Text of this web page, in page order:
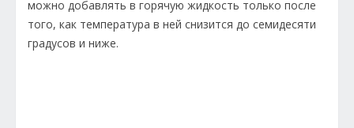
можно добавлять в горячую жидкость только после
того, как температура в ней снизится до семидесяти
градусов и ниже.